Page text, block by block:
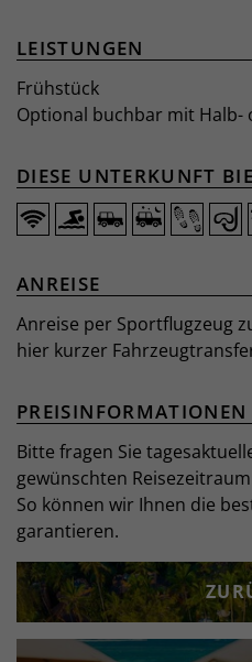
LEISTUNGEN
Frühstück
Optional buchbar mit Halb-
DIESE UNTERKUNFT
ANREISE
Anreise per Sportflugzeug
hier kurzer
PREISINFORMATIONEN
Bitte fragen Sie
gewünschten
So können wir Ihnen die
garantieren.